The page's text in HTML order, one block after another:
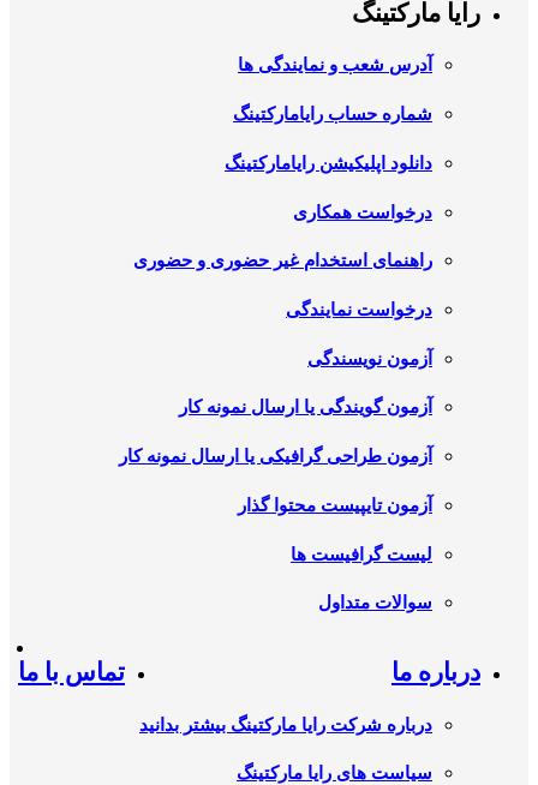
رایا مارکتینگ
آدرس شعب و نمایندگی ها
شماره حساب رایامارکتینگ
دانلود اپلیکیشن رایامارکتینگ
درخواست همکاری
راهنمای استخدام غیر حضوری و حضوری
درخواست نمایندگی
آزمون نویسندگی
آزمون گویندگی یا ارسال نمونه کار
آزمون طراحی گرافیکی یا ارسال نمونه کار
آزمون تایپیست محتوا گذار
لیست گرافیست ها
سوالات متداول
درباره ما
درباره شرکت رایا مارکتینگ بیشتر بدانید
سیاست های رایا مارکتینگ
تماس با ما